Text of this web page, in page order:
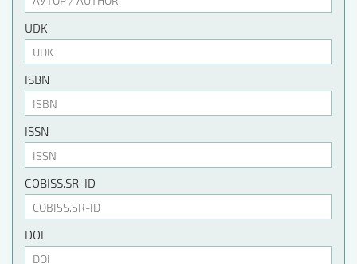
UDK
ISBN
ISSN
COBISS.SR-ID
DOI